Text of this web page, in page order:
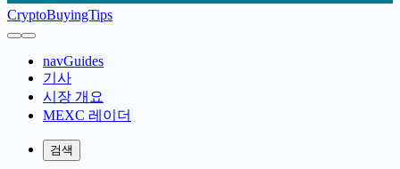
CryptoBuyingTips
navGuides
기사
시장 개요
MEXC 레이더
검색